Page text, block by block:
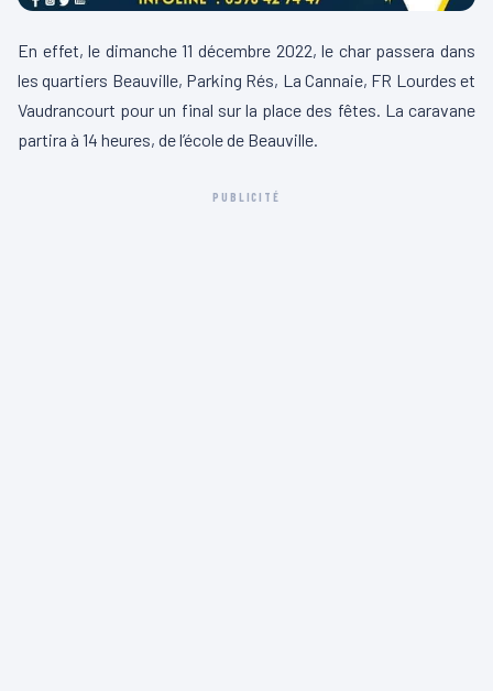
En effet, le dimanche 11 décembre 2022, le char passera dans
les quartiers Beauville, Parking Rés, La Cannaie, FR Lourdes et
Vaudrancourt pour un final sur la place des fêtes. La caravane
partira à 14 heures, de l’école de Beauville.
PUBLICITÉ